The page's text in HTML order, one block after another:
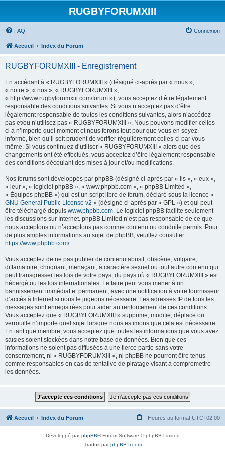
RUGBYFORUMXIII
FAQ Connexion
Accueil Index du Forum
RUGBYFORUMXIII - Enregistrement
En accédant à « RUGBYFORUMXIII » (désigné ci-après par « nous »,
« notre », « nos », « RUGBYFORUMXIII »,
« http://www.rugbyforumxiii.com/forum »), vous acceptez d’être légalement
responsable des conditions suivantes. Si vous n’acceptez pas d’être
légalement responsable de toutes les conditions suivantes, alors n’accédez
pas et/ou n’utilisez pas « RUGBYFORUMXIII ». Nous pouvons modifier celles-
ci à n’importe quel moment et nous ferons tout pour que vous en soyez
informé, bien qu’il soit prudent de vérifier régulièrement celles-ci par vous-
même. Si vous continuez d’utiliser « RUGBYFORUMXIII » alors que des
changements ont été effectués, vous acceptez d’être légalement responsable
des conditions découlant des mises à jour et/ou modifications.
Nos forums sont développés par phpBB (désigné ci-après par « ils », « eux »,
« leur », « logiciel phpBB », « www.phpbb.com », « phpBB Limited »,
« Équipes phpBB ») qui est un script libre de forum, déclaré sous la licence «
GNU General Public License v2 » (désigné ci-après par « GPL ») et qui peut
être téléchargé depuis www.phpbb.com. Le logiciel phpBB facilite seulement
les discussions sur Internet. phpBB Limited n’est pas responsable de ce que
nous acceptons ou n’acceptons pas comme contenu ou conduite permis. Pour
de plus amples informations au sujet de phpBB, veuillez consulter :
https://www.phpbb.com/.
Vous acceptez de ne pas publier de contenu abusif, obscène, vulgaire,
diffamatoire, choquant, menaçant, à caractère sexuel ou tout autre contenu qui
peut transgresser les lois de votre pays, du pays où « RUGBYFORUMXIII » est
hébergé ou les lois internationales. Le faire peut vous mener à un
bannissement immédiat et permanent, avec une notification à votre fournisseur
d’accès à Internet si nous le jugeons nécessaire. Les adresses IP de tous les
messages sont enregistrées pour aider au renforcement de ces conditions.
Vous acceptez que « RUGBYFORUMXIII » supprime, modifie, déplace ou
verrouille n’importe quel sujet lorsque nous estimons que cela est nécessaire.
En tant que membre, vous acceptez que toutes les informations que vous avez
saisies soient stockées dans notre base de données. Bien que ces
informations ne soient pas diffusées à une tierce partie sans votre
consentement, ni « RUGBYFORUMXIII », ni phpBB ne pourront être tenus
comme responsables en cas de tentative de piratage visant à compromettre
les données.
Accueil Index du Forum Heures au format UTC+02:00
Développé parphpBB® Forum Software © phpBB Limited
Traduit parphpBB-fr.com